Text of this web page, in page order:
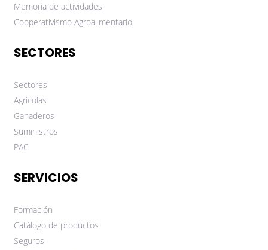
Memoria de actividades
Cooperativismo Agroalimentario
SECTORES
Sectores
Agrícolas
Ganaderos
Suministros
PAC
SERVICIOS
Formación
Catálogo de productos
Seguros